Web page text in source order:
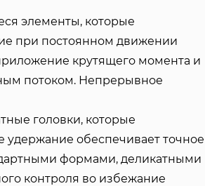
элементы, которые
при постоянном движении
крутящего момента и
потоком. Непрерывное
головки, которые
удержание обеспечивает точное
формами, деликатными
контроля во избежание